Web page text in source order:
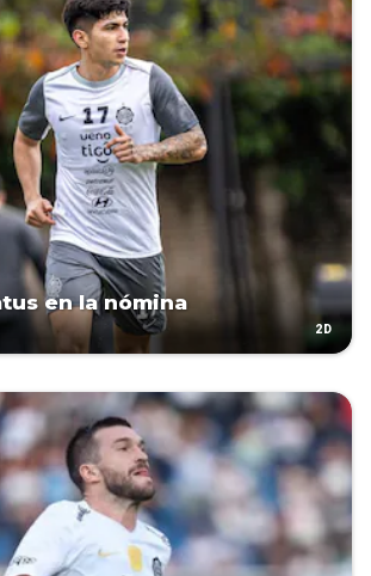
en la nómina
2D